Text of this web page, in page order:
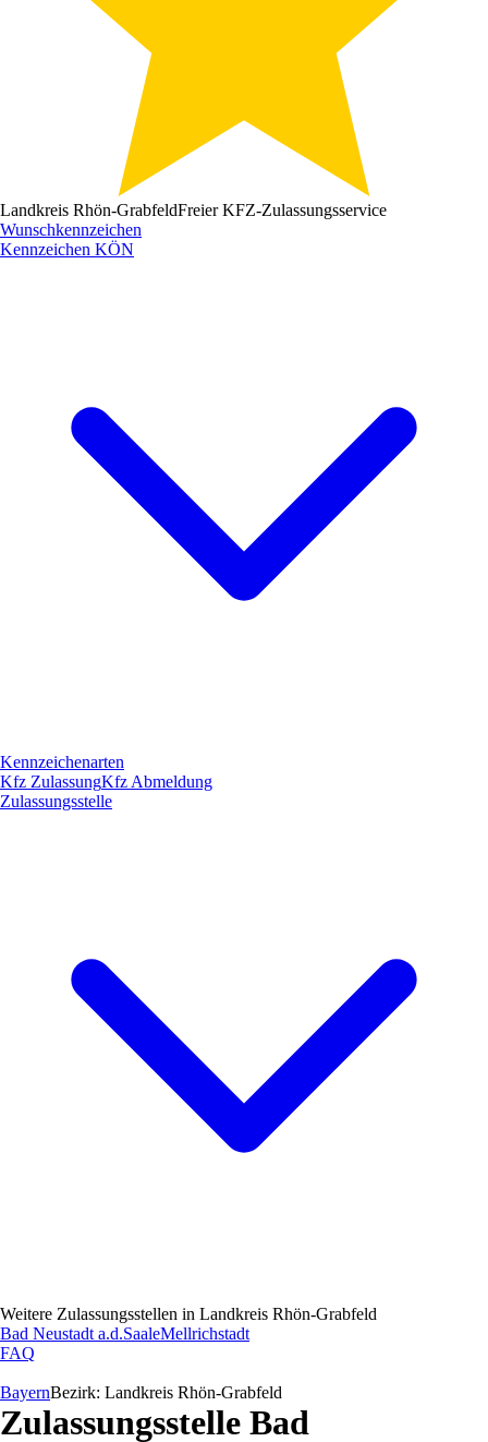
Landkreis Rhön-GrabfeldFreier KFZ-Zulassungsservice
Wunschkennzeichen
Kennzeichen KÖN
Kennzeichenarten
Kfz ZulassungKfz Abmeldung
Zulassungsstelle
Weitere Zulassungsstellen in Landkreis Rhön-Grabfeld
Bad Neustadt a.d.SaaleMellrichstadt
FAQ
BayernBezirk: Landkreis Rhön-Grabfeld
Zulassungsstelle Bad